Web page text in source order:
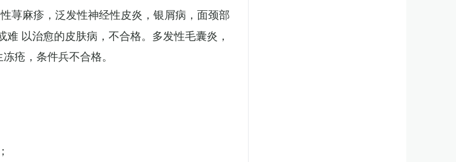
荨麻疹，泛发性神经性皮炎，银屑病，面颈部
以治愈的皮肤病，不合格。多发性毛囊炎，
疮，条件兵不合格。